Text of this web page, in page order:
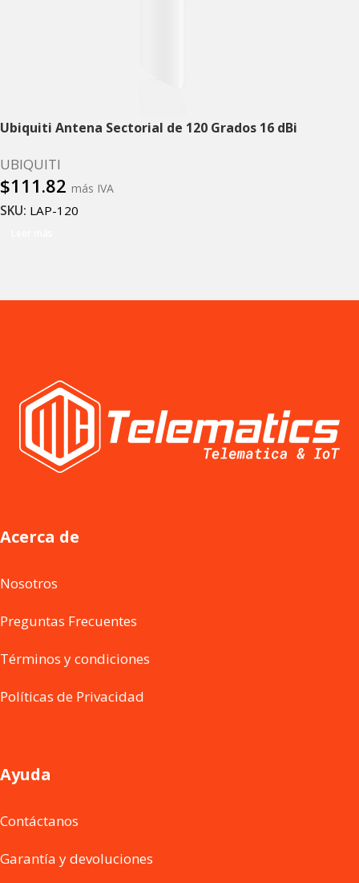
Ubiquiti Antena Sectorial de 120 Grados 16 dBi
UBIQUITI
$111.82 más IVA
SKU: LAP-120
Acerca de
Nosotros
Preguntas Frecuentes
Términos y condiciones
Políticas de Privacidad
Ayuda
Contáctanos
Garantía y devoluciones